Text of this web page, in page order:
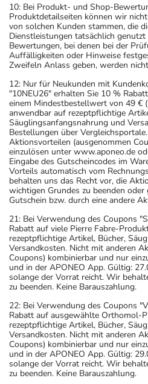
10: Bei Produkt- und Shop-
Produktdetailseiten können wir
von solchen Kunden stammen, die
Dienstleistungen tatsächlich
Bewertungen, bei denen bei der
Auffälligkeiten oder Hinweise
Zweifeln Anlass geben, werden
12: Nur für Neukunden mit
"10NEU26" erhalten Sie 10 %
einem Mindestbestellwert von 49 €
anwendbar auf rezeptpflichtige
Säuglingsanfangsnahrung und
Bestellungen über
Aktionsvorteilen (ausgenommen
einzulösen unter www.aponeo.de
Eingabe des Gutscheincodes im
Vorteils automatisch vom
behalten uns das Recht vor, die
wichtigen Grundes zu beenden
Gutschein bzw. durch eine andere
21: Bei Verwendung des Coupons
Rabatt auf viele Pierre Fabre-
rezeptpflichtige Artikel, Bücher,
Versandkosten. Nicht mit anderen
Coupons) kombinierbar und nur
und in der APONEO App. Gültig:
solange der Vorrat reicht. Wir
zu beenden. Keine Barauszahlung.
22: Bei Verwendung des Coupons
Rabatt auf ausgewählte Orthomol-
rezeptpflichtige Artikel, Bücher,
Versandkosten. Nicht mit anderen
Coupons) kombinierbar und nur
und in der APONEO App. Gültig:
solange der Vorrat reicht. Wir
zu beenden. Keine Barauszahlung.